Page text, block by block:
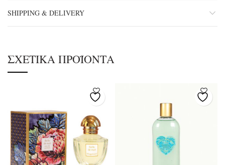
SHIPPING & DELIVERY
ΣΧΕΤΙΚΆ ΠΡΟΪΌΝΤΑ